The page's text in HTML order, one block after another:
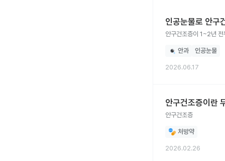
인공눈물로 안구
안과 인공눈물
2026.06.17
안구건조증이란
안구건조증
처방약
2026.02.26